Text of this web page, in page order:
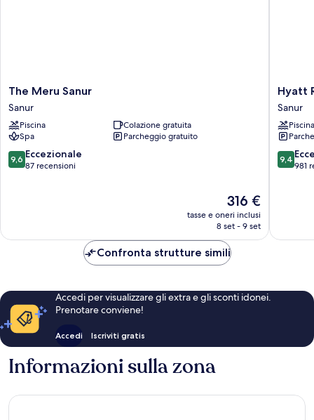
The
Meru
Sanur
Sanur
The Meru Sanur
Sanur
Piscina
Colazione gratuita
Spa
Parcheggio gratuito
9.6
su
9,6 Eccezionale
87 recensioni
Il
prezzo
attuale
316 €
316 €
tasse e oneri inclusi
8 set - 9 set
Hyatt
Bali
Sanur
Hyatt
Sanur
Piscina
9.4
su
9,4
981
Confronta strutture simili
Accedi per visualizzare gli extra e gli sconti idonei.
Prenotare conviene!
Accedi Iscriviti gratis
Informazioni sulla zona